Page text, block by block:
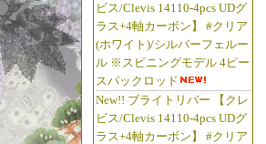
ビス/Clevis 14110-4pcs UDグ
ラス+4軸カーボン】 #クリア
(ホワイト)/シルバーフェルー
ル ※スピニングモデル 4ピー
スパックロッド
New!! ブライトリバー 【クレ
ビス/Clevis 14110-4pcs UDグ
ラス+4軸カーボン】 #クリア